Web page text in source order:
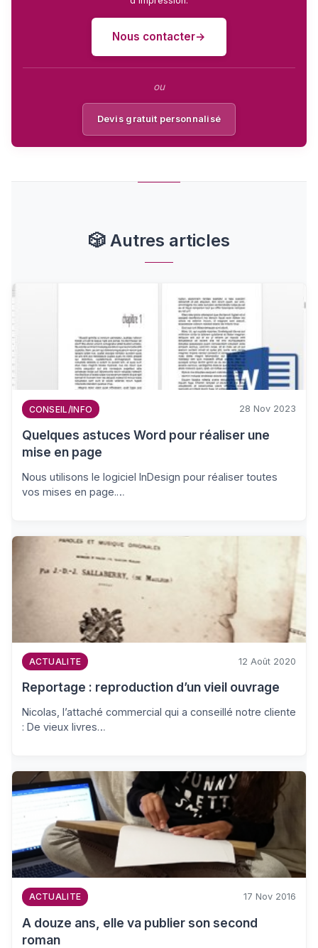
Nous contacter
ou
Devis gratuit personnalisé
🎲Autres articles
CONSEIL/INFO 28 Nov 2023
Quelques astuces Word pour réaliser une
mise en page
Nous utilisons le logiciel InDesign pour réaliser toutes
vos mises en page.…
ACTUALITE 12 Août 2020
Reportage : reproduction d’un vieil ouvrage
Nicolas, l’attaché commercial qui a conseillé notre cliente
: De vieux livres…
ACTUALITE 17 Nov 2016
A douze ans, elle va publier son second
roman